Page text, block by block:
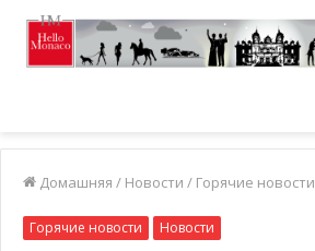
Домашняя / Новости / Горячие новости
Горячие новости Новости